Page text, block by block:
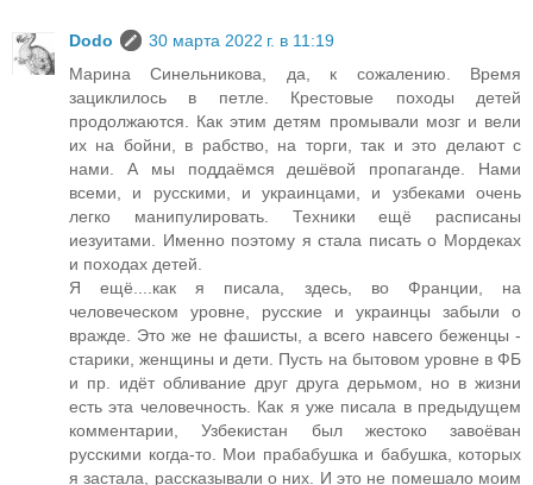
Dodo
30 марта 2022 г. в 11:19
Марина Синельникова, да, к сожалению. Время
зациклилось в петле. Крестовые походы детей
продолжаются. Как этим детям промывали мозг и вели
их на бойни, в рабство, на торги, так и это делают с
нами. А мы поддаёмся дешёвой пропаганде. Нами
всеми, и русскими, и украинцами, и узбеками очень
легко манипулировать. Техники ещё расписаны
иезуитами. Именно поэтому я стала писать о Мордеках
и походах детей.
Я ещё....как я писала, здесь, во Франции, на
человеческом уровне, русские и украинцы забыли о
вражде. Это же не фашисты, а всего навсего беженцы -
старики, женщины и дети. Пусть на бытовом уровне в ФБ
и пр. идёт обливание друг друга дерьмом, но в жизни
есть эта человечность. Как я уже писала в предыдущем
комментарии, Узбекистан был жестоко завоёван
русскими когда-то. Мои прабабушка и бабушка, которых
я застала, рассказывали о них. И это не помешало моим